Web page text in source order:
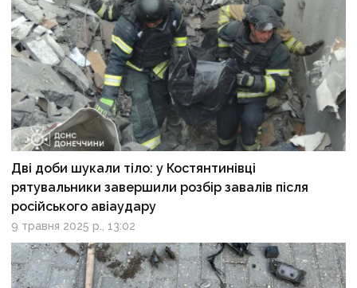
Дві доби шукали тіло: у Костянтинівці
рятувальники завершили розбір завалів після
російського авіаудару
9 травня 2025 р., 13:02